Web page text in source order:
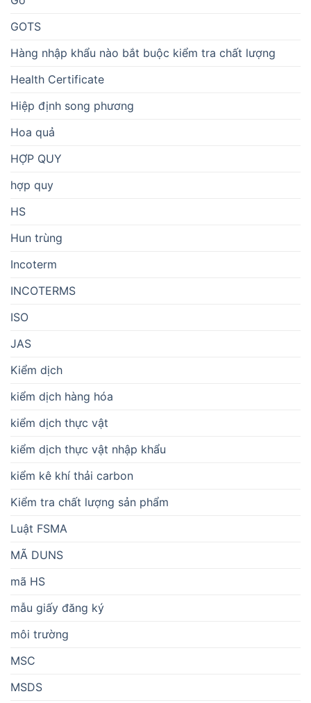
GOTS
Hàng nhập khẩu nào bắt buộc kiểm tra chất lượng
Health Certificate
Hiệp định song phương
Hoa quả
HỢP QUY
hợp quy
HS
Hun trùng
Incoterm
INCOTERMS
ISO
JAS
Kiểm dịch
kiểm dịch hàng hóa
kiểm dịch thực vật
kiểm dịch thực vật nhập khẩu
kiểm kê khí thải carbon
Kiểm tra chất lượng sản phẩm
Luật FSMA
MÃ DUNS
mã HS
mẫu giấy đăng ký
môi trường
MSC
MSDS